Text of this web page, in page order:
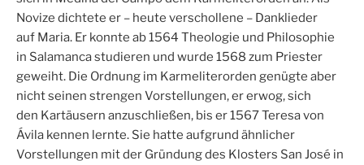
Novize dichtete er – heute verschollene – Danklieder
auf Maria. Er konnte ab 1564 Theologie und Philosophie
in Salamanca studieren und wurde 1568 zum Priester
geweiht. Die Ordnung im Karmeliterorden genügte aber
nicht seinen strengen Vorstellungen, er erwog, sich
den Kartäusern anzuschließen, bis er 1567 Teresa von
Ávila kennen lernte. Sie hatte aufgrund ähnlicher
Vorstellungen mit der Gründung des Klosters San José in